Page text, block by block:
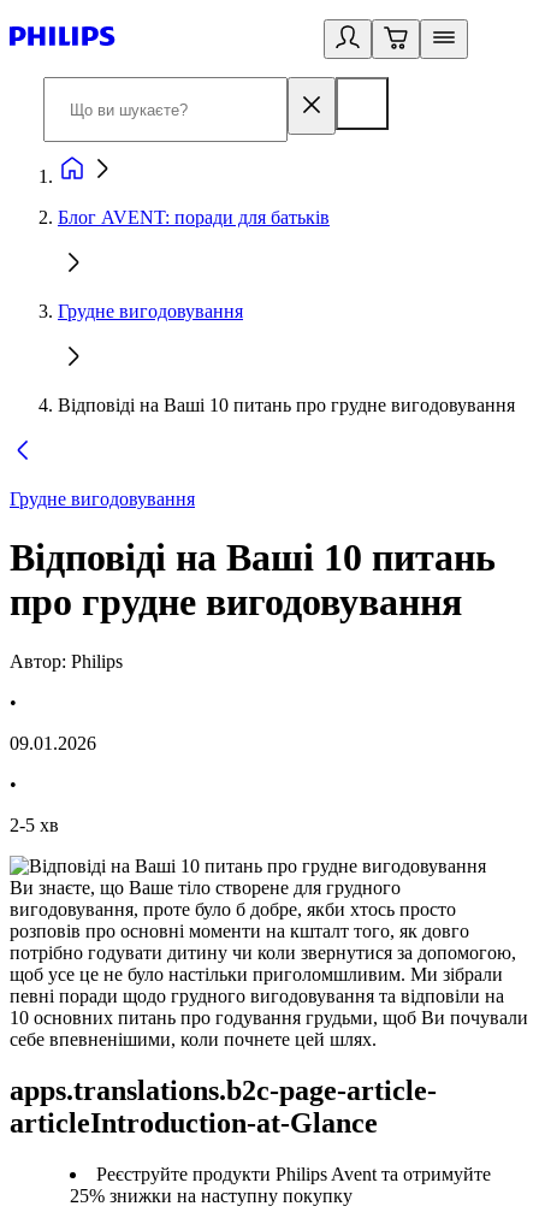
Блог AVENT: поради для батьків
Грудне вигодовування
Відповіді на Ваші 10 питань про грудне вигодовування
Грудне вигодовування
Відповіді на Ваші 10 питань
про грудне вигодовування
Автор: Philips
•
09.01.2026
•
2-5 хв
Ви знаєте, що Ваше тіло створене для грудного
вигодовування, проте було б добре, якби хтось просто
розповів про основні моменти на кшталт того, як довго
потрібно годувати дитину чи коли звернутися за допомогою,
щоб усе це не було настільки приголомшливим. Ми зібрали
певні поради щодо грудного вигодовування та відповіли на
10 основних питань про годування грудьми, щоб Ви почували
себе впевненішими, коли почнете цей шлях.
apps.translations.b2c-page-article-
articleIntroduction-at-Glance
Реєструйте продукти Philips Avent та отримуйте
25% знижки на наступну покупку